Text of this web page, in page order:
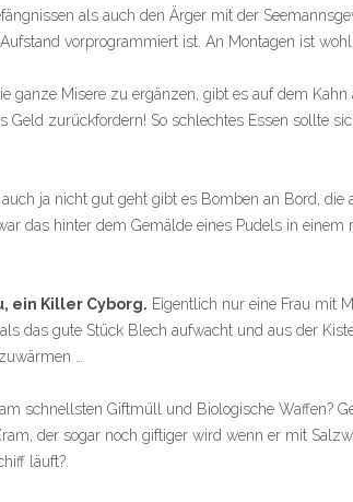
als auch den Ärger mit der
vorprogrammiert ist. An Montagen ist
ganze Misere zu ergänzen, gibt es auf dem Kahn
zurückfordern! So schlechtes Essen sollte
ja nicht gut geht gibt es Bomben an Bord, die
das hinter dem Gemälde eines Pudels in
ein Killer Cyborg. Eigentlich nur eine Frau mit
das gute Stück Blech aufwacht und aus der
…
schnellsten Giftmüll und Biologische Waffen?
der sogar noch giftiger wird wenn er mit
läuft?.